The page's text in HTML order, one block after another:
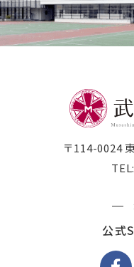
〒114-0024
TEL:
公式